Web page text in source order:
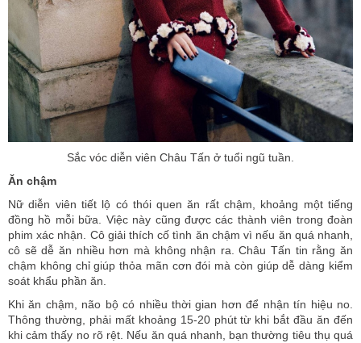
Sắc vóc diễn viên Châu Tấn ở tuổi ngũ tuần.
Ăn chậm
Nữ diễn viên tiết lộ có thói quen ăn rất chậm, khoảng một tiếng
đồng hồ mỗi bữa. Việc này cũng được các thành viên trong đoàn
phim xác nhận. Cô giải thích cố tình ăn chậm vì nếu ăn quá nhanh,
cô sẽ dễ ăn nhiều hơn mà không nhận ra. Châu Tấn tin rằng ăn
chậm không chỉ giúp thỏa mãn cơn đói mà còn giúp dễ dàng kiểm
soát khẩu phần ăn.
Khi ăn chậm, não bộ có nhiều thời gian hơn để nhận tín hiệu no.
Thông thường, phải mất khoảng 15-20 phút từ khi bắt đầu ăn đến
khi cảm thấy no rõ rệt. Nếu ăn quá nhanh, bạn thường tiêu thụ quá